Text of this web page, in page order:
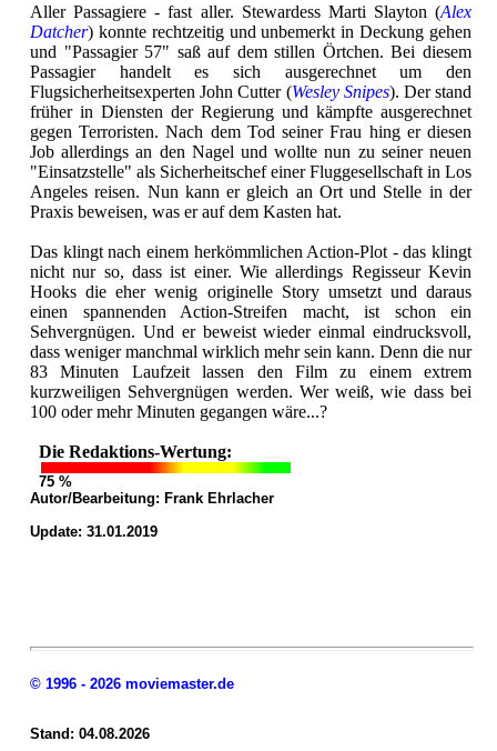
Aller Passagiere - fast aller. Stewardess Marti Slayton (Alex
Datcher) konnte rechtzeitig und unbemerkt in Deckung gehen
und "Passagier 57" saß auf dem stillen Örtchen. Bei diesem
Passagier handelt es sich ausgerechnet um den
Flugsicherheitsexperten John Cutter (Wesley Snipes). Der stand
früher in Diensten der Regierung und kämpfte ausgerechnet
gegen Terroristen. Nach dem Tod seiner Frau hing er diesen
Job allerdings an den Nagel und wollte nun zu seiner neuen
"Einsatzstelle" als Sicherheitschef einer Fluggesellschaft in Los
Angeles reisen. Nun kann er gleich an Ort und Stelle in der
Praxis beweisen, was er auf dem Kasten hat.
Das klingt nach einem herkömmlichen Action-Plot - das klingt
nicht nur so, dass ist einer. Wie allerdings Regisseur Kevin
Hooks die eher wenig originelle Story umsetzt und daraus
einen spannenden Action-Streifen macht, ist schon ein
Sehvergnügen. Und er beweist wieder einmal eindrucksvoll,
dass weniger manchmal wirklich mehr sein kann. Denn die nur
83 Minuten Laufzeit lassen den Film zu einem extrem
kurzweiligen Sehvergnügen werden. Wer weiß, wie dass bei
100 oder mehr Minuten gegangen wäre...?
Die Redaktions-Wertung:
75 %
Autor/Bearbeitung: Frank Ehrlacher
Update: 31.01.2019
© 1996 - 2026 moviemaster.de
Stand: 04.08.2026